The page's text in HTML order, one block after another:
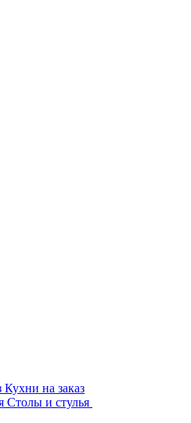
Кухни на заказ
Столы и стулья